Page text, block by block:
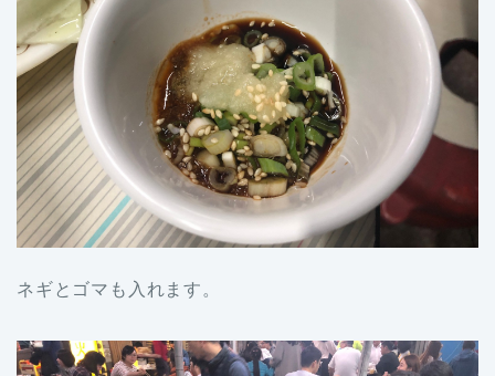
ネギとゴマも入れます。